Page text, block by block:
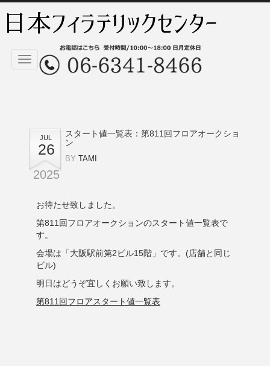
Toggle
navigation
JUL
26
2025
スタート値一覧表：第811回フロアオークショ
ン
BY TAMI
お待たせ致しました。
第811回フロアオークションのスタート値一覧表で
す。
会場は「大阪駅前第2ビル15階」です。(店舗と同じ
ビル)
明日はどうぞ宜しくお願い致します。
第811回フロアスタート値一覧表